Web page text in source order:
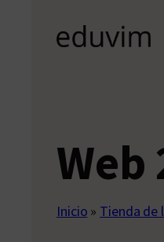
Web
Inicio » Tienda de